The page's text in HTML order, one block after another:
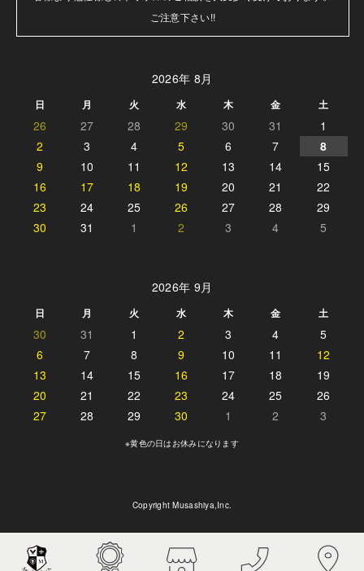
ご注意下さい!!
2026年 8月
日 月 火 水 木 金 土
26 27 28 29 30 31
1
2
3 4 5 6 7
8
9
10 11 12 13 14
15
16
17 18 19 20 21
22
23
24 25 26 27 28
29
30
31 1 2 3 4 5
2026年 9月
日 月 火 水 木 金 土
30 31 1 2 3 4
5
6
7 8 9 10 11
12
13
14 15 16 17 18
19
20
21 22 23 24 25
26
27
28 29 30 1 2 3
※黄色の日はお休みになります
Copyright Musashiya,Inc.